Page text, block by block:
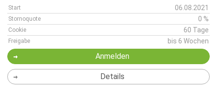
Start 06.08.2021
Stornoquote 0 %
Cookie 60 Tage
Freigabe bis 6 Wochen
Anmelden
Details